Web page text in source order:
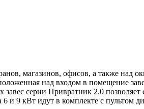
магазинов, офисов, а также над
над входом в помещение
серии Привратник 2.0 позволяет
и 9 кВт идут в комплекте с пультом